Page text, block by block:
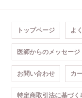
トップページ よ
医師からのメッセージ
お問い合わせ カ
特定商取引法に基づく